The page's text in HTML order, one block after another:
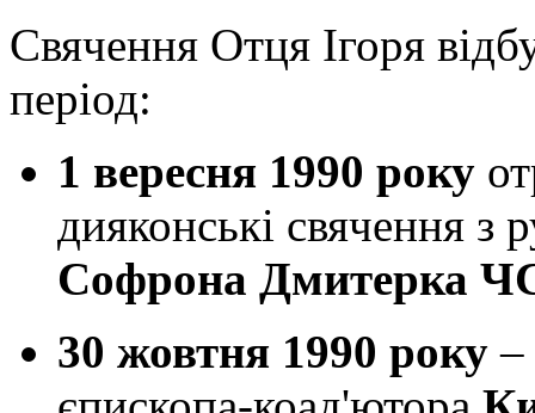
Свячення Отця Ігоря
період:
1 вересня 1990 року
дияконські свячення з
Софрона Дмитерка
30 жовтня 1990 року –